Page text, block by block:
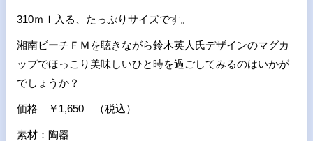
310ｍｌ入る、たっぷりサイズです。
湘南ビーチＦＭを聴きながら鈴木英人氏デザインのマグカ
ップでほっこり美味しいひと時を過ごしてみるのはいかが
でしょうか？
価格 ￥1,650 （税込）
素材：陶器